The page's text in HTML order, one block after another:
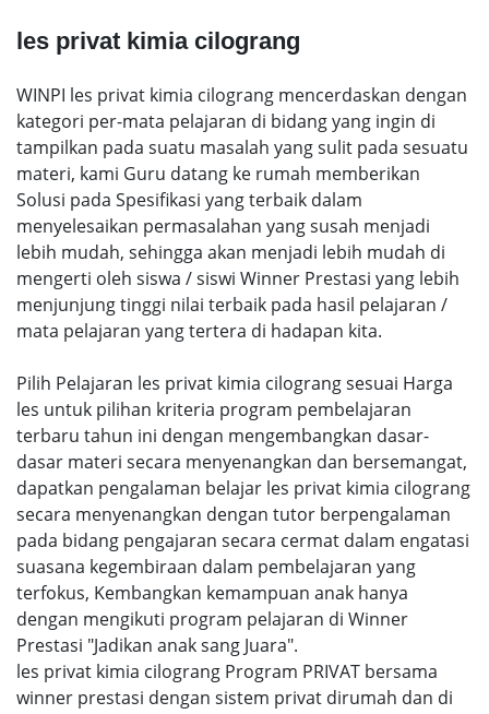
les privat kimia cilograng
WINPI les privat kimia cilograng mencerdaskan dengan
kategori per-mata pelajaran di bidang yang ingin di
tampilkan pada suatu masalah yang sulit pada sesuatu
materi, kami Guru datang ke rumah memberikan
Solusi pada Spesifikasi yang terbaik dalam
menyelesaikan permasalahan yang susah menjadi
lebih mudah, sehingga akan menjadi lebih mudah di
mengerti oleh siswa / siswi Winner Prestasi yang lebih
menjunjung tinggi nilai terbaik pada hasil pelajaran /
mata pelajaran yang tertera di hadapan kita.
Pilih Pelajaran les privat kimia cilograng sesuai Harga
les untuk pilihan kriteria program pembelajaran
terbaru tahun ini dengan mengembangkan dasar-
dasar materi secara menyenangkan dan bersemangat,
dapatkan pengalaman belajar les privat kimia cilograng
secara menyenangkan dengan tutor berpengalaman
pada bidang pengajaran secara cermat dalam engatasi
suasana kegembiraan dalam pembelajaran yang
terfokus, Kembangkan kemampuan anak hanya
dengan mengikuti program pelajaran di Winner
Prestasi "Jadikan anak sang Juara".
les privat kimia cilograng Program PRIVAT bersama
winner prestasi dengan sistem privat dirumah dan di